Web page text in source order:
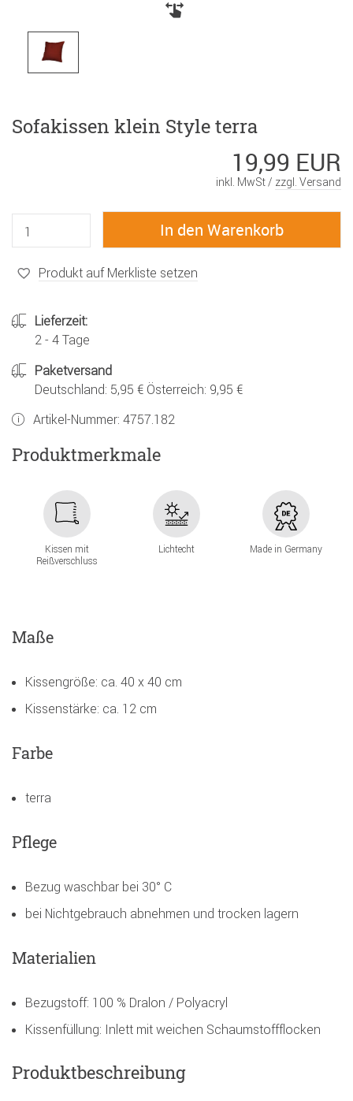
Sofakissen klein Style terra
19,99 EUR
inkl. MwSt / zzgl. Versand
Produkt auf Merkliste setzen
Lieferzeit:
2 - 4 Tage
Paketversand
Deutschland: 5,95 € Österreich: 9,95 €
Artikel-Nummer: 4757.182
Produktmerkmale
Kissen mit
Reißverschluss
Lichtecht Made in Germany
Maße
Kissengröße: ca. 40 x 40 cm
Kissenstärke: ca. 12 cm
Farbe
terra
Pflege
Bezug waschbar bei 30° C
bei Nichtgebrauch abnehmen und trocken lagern
Materialien
Bezugstoff: 100 % Dralon / Polyacryl
Kissenfüllung: Inlett mit weichen Schaumstoffflocken
Produktbeschreibung